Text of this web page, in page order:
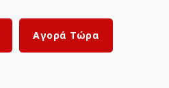
Αγορά Τώρα